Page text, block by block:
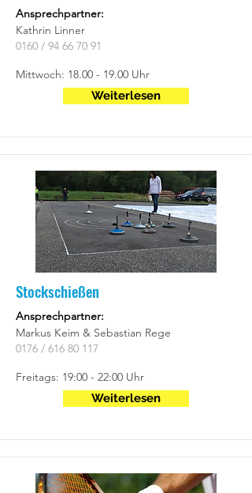
Ansprechpartner:
Kathrin Linner
0160 / 94 66 70 91
Mittwoch: 18.00 - 19.00 Uhr
Weiterlesen
Stockschießen
Ansprechpartner:
Markus Keim & Sebastian Rege
0176 / 616 80 117
Freitags: 19:00 - 22:00 Uhr
Weiterlesen